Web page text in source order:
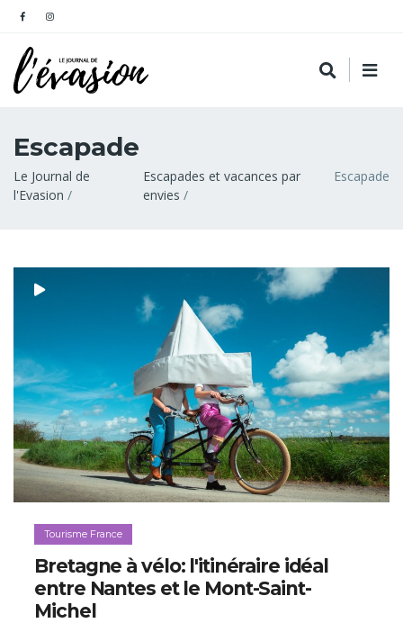
Escapade
Fil
d'Ariane
Le Journal de
l'Evasion
Escapades et vacances par
envies
Escapade
Tourisme France
Bretagne à vélo: l'itinéraire idéal
entre Nantes et le Mont-Saint-
Michel